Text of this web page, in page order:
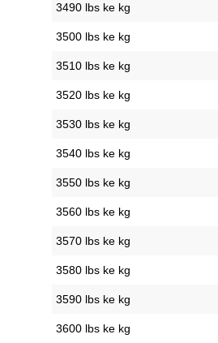
3490 lbs ke kg
3500 lbs ke kg
3510 lbs ke kg
3520 lbs ke kg
3530 lbs ke kg
3540 lbs ke kg
3550 lbs ke kg
3560 lbs ke kg
3570 lbs ke kg
3580 lbs ke kg
3590 lbs ke kg
3600 lbs ke kg